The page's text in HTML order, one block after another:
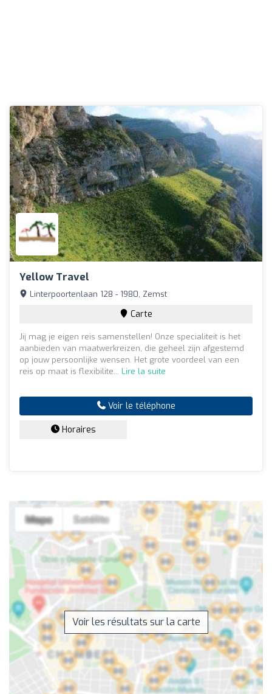
Yellow Travel
Linterpoortenlaan 128 - 1980, Zemst
Carte
Jij mag je eigen reis samenstellen! Onze specialiteit is het
aanbieden van maatwerkreizen, die geheel zijn afgestemd
op jouw persoonlijke wensen. Het grote voordeel van een
reis op maat is flexibilite... Lire la suite
Voir le téléphone
Horaires
Voir les résultats sur la carte